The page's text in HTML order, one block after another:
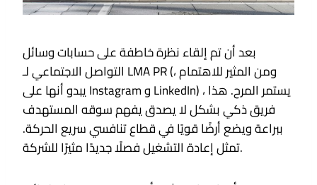
بعد أن تم إلقاء نظرة خاطفة على حسابات وسائل
التواصل الاجتماعي لـ LMA PR (ومن المثير للاهتمام ،
يبدو أنها على Instagram و LinkedIn) ، يستمر المرح. هذا
فريق ذكي بشكل لا يصدق يفهم سوقه المستهدف
ببراعة ويضع أرضًا قويًا في قطاع تنافسي سريع الحركة.
تمثل إعادة التشغيل فصلًا جديدًا مثيرًا للشركة.